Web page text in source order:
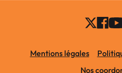
Mentions légales
Nos